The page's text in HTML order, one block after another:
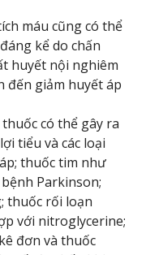
máu cũng có thể
kể do chấn
huyết nội nghiêm
đến giảm huyết áp
có thể gây ra
tiểu và các loại
thuốc tim như
Parkinson;
thuốc rối loạn
với nitroglycerine;
đơn và thuốc